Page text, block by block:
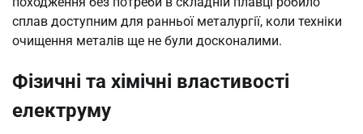
сплав доступним для ранньої металургії, коли техніки
очищення металів ще не були досконалими.
Фізичні та хімічні властивості
електруму